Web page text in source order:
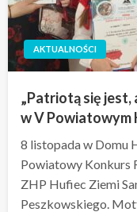
AKTUALNOŚCI
„Patriotą się jest,
w V Powiatowym
8 listopada w Domu
Powiatowy Konkurs
ZHP Hufiec Ziemi
Peszkowskiego.